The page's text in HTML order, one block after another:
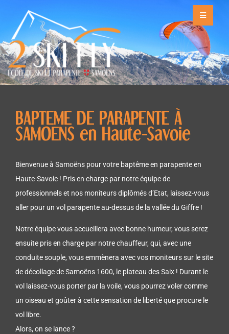
BAPTEME DE PARAPENTE À
SAMOENS en Haute-Savoie
Bienvenue à Samoëns pour votre baptême en parapenteen
Haute-Savoie ! Pris en charge par notre équipe de
professionnels et nos moniteurs diplômés d’Etat, laissez-vous
aller pour un vol parapente au-dessus de la vallée du Giffre !
Notre équipe vous accueillera avec bonne humeur, vous serez
ensuite pris en charge par notre chauffeur, qui, avec une
conduite souple, vous emmènera avec vos moniteurs sur le site
de décollage de Samoëns 1600, le plateau des Saix ! Durant le
vol laissez-vous porter par la voile, vous pourrez voler comme
un oiseau et goûter à cette sensation de liberté que procure le
vol libre.
Alors, on se lance ?